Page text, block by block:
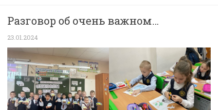
Разговор об очень важном…
23.01.2024